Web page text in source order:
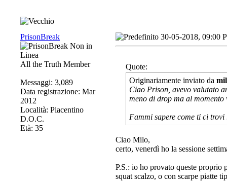
PrisonBreak
All the Truth Member
Messaggi: 3,089
Data registrazione: Mar
2012
Località: Piacentino
D.O.C.
Età: 35
30-05-2018, 09:00
Quote:
Originariamente inviato da
Ciao Prison, avevo valutato
meno di drop ma al
Fammi sapere come ti ci trovi
Ciao Milo,
certo, venerdì ho la sessione
P.S.: io ho provato queste proprio
squat scalzo, o con scarpe piatte